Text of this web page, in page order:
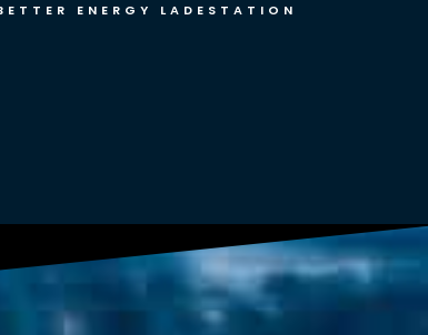
INGO TANKSTATION